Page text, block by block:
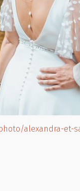
alexandra-et-